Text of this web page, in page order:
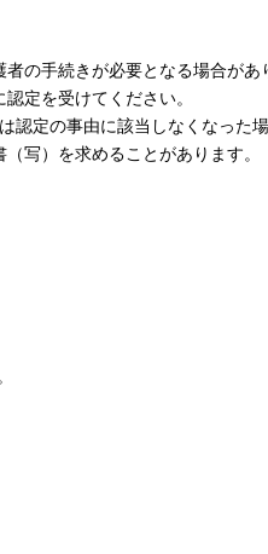
の手続きが必要となる場合があ
定を受けてください。
認定の事由に該当しなくなった
写）を求めることがあります。